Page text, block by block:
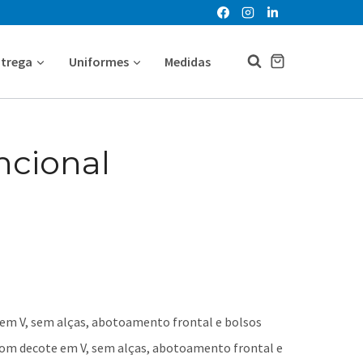
Uniformes Medidas
V, sem alças, abotoamento frontal e bolsos
decote em V, sem alças, abotoamento frontal e